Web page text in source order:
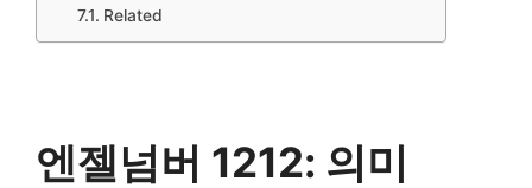
Related
엔젤넘버 1212: 의미